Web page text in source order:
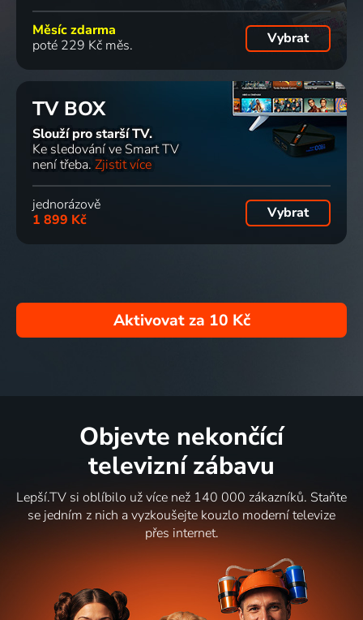
Měsíc zdarma
poté 229 Kč měs.
Vybrat
TV BOX
Slouží pro starší TV.
Ke sledování ve Smart TV
není třeba. Zjistit více
jednorázově
1 899 Kč
Vybrat
Aktivovat za 10 Kč
Objevte nekončící
televizní zábavu
Lepší.TV si oblíbilo už více než 140 000 zákazníků. Staňte
se jedním z nich a vyzkoušejte kouzlo moderní televize
přes internet.